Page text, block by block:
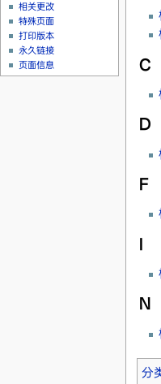
C
D
F
I
N
分
相关更改
特殊页面
打印版本
永久链接
页面信息